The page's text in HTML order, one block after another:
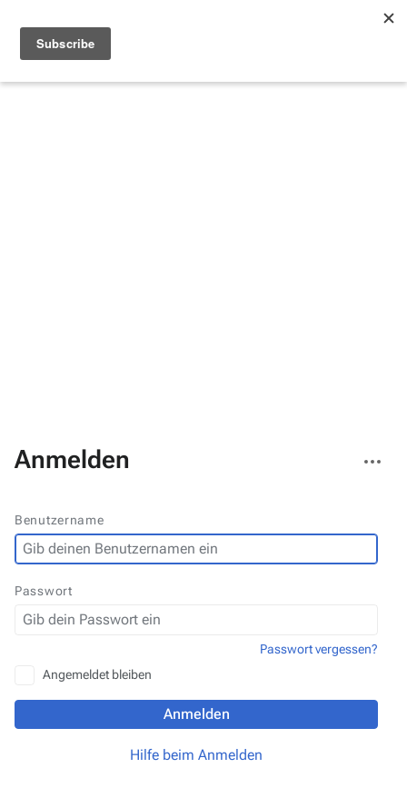
Anmelden
Aktionen
Benutzername
Passwort
Angemeldet bleiben
Anmelden
Hilfe beim Anmelden
Passwort vergessen?